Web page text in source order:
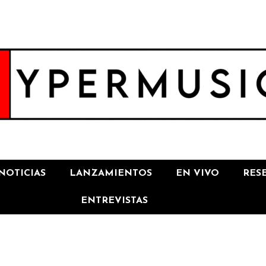
LANZAMIENTOS EN VIVO
ENTREVISTAS